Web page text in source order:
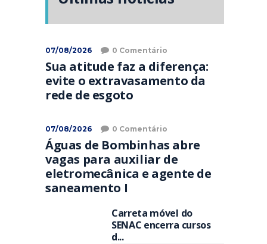
07/08/2026 0 Comentário
Sua atitude faz a diferença:
evite o extravasamento da
rede de esgoto
07/08/2026 0 Comentário
Águas de Bombinhas abre
vagas para auxiliar de
eletromecânica e agente de
saneamento I
Carreta móvel do
SENAC encerra cursos
d...